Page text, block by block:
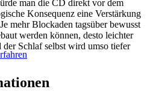
man die CD direkt vor dem
Konsequenz eine Verstärkung
mehr Blockaden tagsüber bewusst
werden können, desto leichter
Schlaf selbst wird umso tiefer